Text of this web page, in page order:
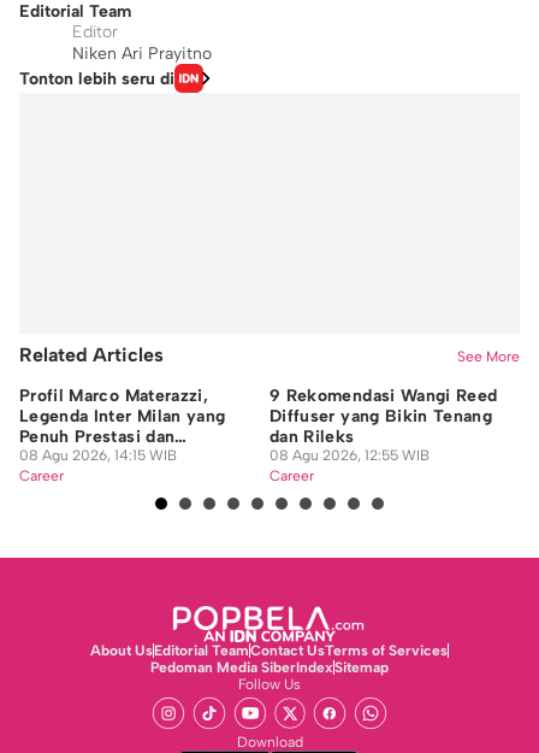
Editorial Team
Editor
Niken Ari Prayitno
Tonton lebih seru di
Related Articles See More
Profil Marco Materazzi,
Legenda Inter Milan yang
Penuh Prestasi dan
Kontroversi
08 Agu 2026, 14:15 WIB
Career
9 Rekomendasi Wangi Reed
Diffuser yang Bikin Tenang
dan Rileks
08 Agu 2026, 12:55 WIB
Career
About UsEditorial TeamContact UsTerms of Services
Pedoman Media SiberIndexSitemap
Follow Us
Download